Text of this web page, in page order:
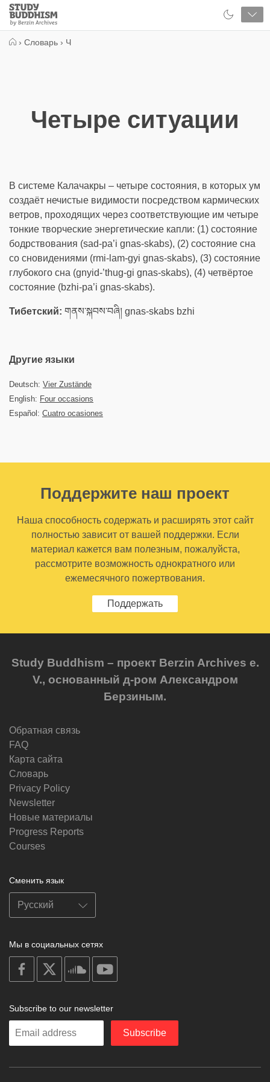
Close
Study
Buddhism
› Словарь › Ч
Четыре ситуации
В системе Калачакры – четыре состояния, в которых ум
создаёт нечистые видимости посредством кармических
ветров, проходящих через соответствующие им четыре
тонкие творческие энергетические капли: (1) состояние
бодрствования (sad-pa’i gnas-skabs), (2) состояние сна
со сновидениями (rmi-lam-gyi gnas-skabs), (3) состояние
глубокого сна (gnyid-’thug-gi gnas-skabs), (4) четвёртое
состояние (bzhi-pa’i gnas-skabs).
Тибетский: གནས་སྐབས་བཞི། gnas-skabs bzhi
Другие языки
Deutsch: Vier Zustände
English: Four occasions
Español: Cuatro ocasiones
Поддержите наш проект
Наша способность содержать и расширять этот сайт
полностью зависит от вашей поддержки. Если
материал кажется вам полезным, пожалуйста,
рассмотрите возможность однократного или
ежемесячного пожертвования.
Поддержать
Study Buddhism – проект Berzin Archives e.
V., основанный д-ром Александром
Берзиным.
Обратная связь
FAQ
Карта сайта
Словарь
Privacy Policy
Newsletter
Новые материалы
Progress Reports
Courses
Сменить язык
Мы в социальных сетях
on
facebook
soundcloud
Subscribe to our newsletter
Enter
Subscribe